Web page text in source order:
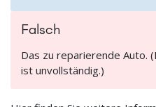
Falsch
Das zu reparierende Auto.
ist unvollständig.)